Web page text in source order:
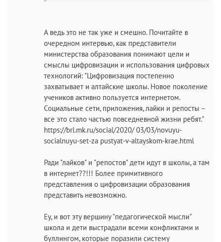
А ведь это не так уже и смешно. Почитайте в
очередном интервью, как представители
министерства образования понимают цели и
смыслы цифровизации и использования цифровых
технологий: "Цифровизация постепенно
захватывает и алтайские школы. Новое поколение
учеников активно пользуется интернетом.
Социальные сети, приложения, лайки и репосты –
все это стало частью повседневной жизни ребят."
https://brl.mk.ru/social/2020/ 03/03/novuyu-
socialnuyu-set-za pustyat-v-altayskom-krae.html
Ради "лайков" и "репостов" дети идут в школы, а там
в интернет??!!! Более примитивного
представления о цифровизации образования
представить невозможно.
Еу, и вот эту вершину "педагогической мысли"
школа и дети выстрадали всеми конфликтами и
буллингом, которые поразили систему